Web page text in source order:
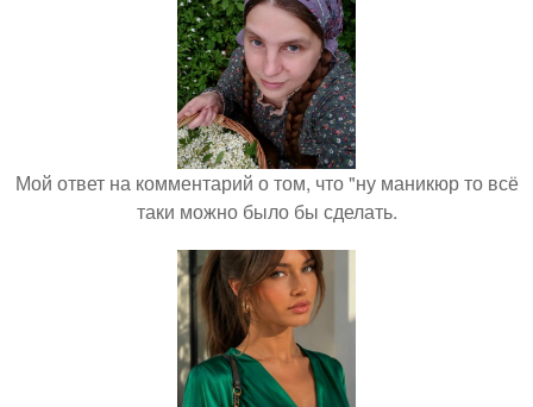
Мой ответ на комментарий о том, что "ну маникюр то всё
таки можно было бы сделать.